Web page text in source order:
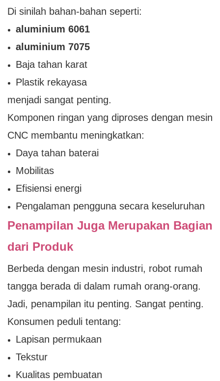
Di sinilah bahan-bahan seperti:
aluminium 6061
aluminium 7075
Baja tahan karat
Plastik rekayasa
menjadi sangat penting.
Komponen ringan yang diproses dengan mesin
CNC membantu meningkatkan:
Daya tahan baterai
Mobilitas
Efisiensi energi
Pengalaman pengguna secara keseluruhan
Penampilan Juga Merupakan Bagian
dari Produk
Berbeda dengan mesin industri, robot rumah
tangga berada di dalam rumah orang-orang.
Jadi, penampilan itu penting. Sangat penting.
Konsumen peduli tentang:
Lapisan permukaan
Tekstur
Kualitas pembuatan